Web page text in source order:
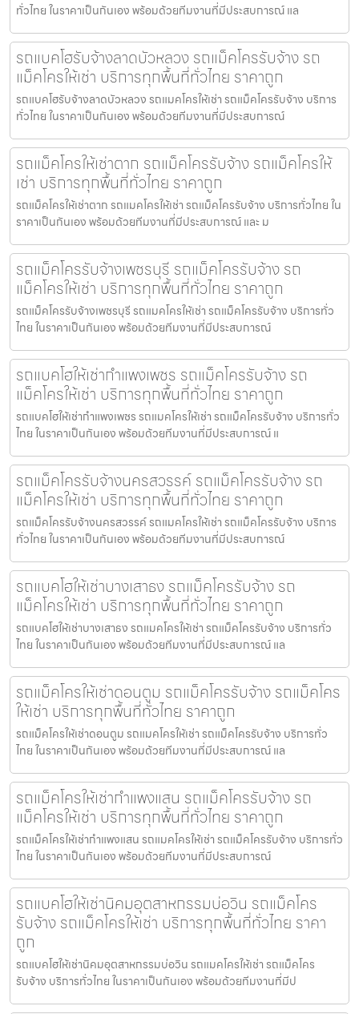
ทั่วไทย ในราคาเป็นกันเอง พร้อมด้วยทีมงานที่มีประสบการณ์ แล
รถแบคโฮรับจ้างลาดบัวหลวง รถแม็คโครรับจ้าง รถ
แม็คโครให้เช่า บริการทุกพื้นที่ทั่วไทย ราคาถูก
รถแบคโฮรับจ้างลาดบัวหลวง รถแมคโครให้เช่า รถแม็คโครรับจ้าง บริการ
ทั่วไทย ในราคาเป็นกันเอง พร้อมด้วยทีมงานที่มีประสบการณ์
รถแม็คโครให้เช่าตาก รถแม็คโครรับจ้าง รถแม็คโครให้
เช่า บริการทุกพื้นที่ทั่วไทย ราคาถูก
รถแม็คโครให้เช่าตาก รถแมคโครให้เช่า รถแม็คโครรับจ้าง บริการทั่วไทย ใน
ราคาเป็นกันเอง พร้อมด้วยทีมงานที่มีประสบการณ์ และ ม
รถแม็คโครรับจ้างเพชรบุรี รถแม็คโครรับจ้าง รถ
แม็คโครให้เช่า บริการทุกพื้นที่ทั่วไทย ราคาถูก
รถแม็คโครรับจ้างเพชรบุรี รถแมคโครให้เช่า รถแม็คโครรับจ้าง บริการทั่ว
ไทย ในราคาเป็นกันเอง พร้อมด้วยทีมงานที่มีประสบการณ์
รถแบคโฮให้เช่ากำแพงเพชร รถแม็คโครรับจ้าง รถ
แม็คโครให้เช่า บริการทุกพื้นที่ทั่วไทย ราคาถูก
รถแบคโฮให้เช่ากำแพงเพชร รถแมคโครให้เช่า รถแม็คโครรับจ้าง บริการทั่ว
ไทย ในราคาเป็นกันเอง พร้อมด้วยทีมงานที่มีประสบการณ์ แ
รถแม็คโครรับจ้างนครสวรรค์ รถแม็คโครรับจ้าง รถ
แม็คโครให้เช่า บริการทุกพื้นที่ทั่วไทย ราคาถูก
รถแม็คโครรับจ้างนครสวรรค์ รถแมคโครให้เช่า รถแม็คโครรับจ้าง บริการ
ทั่วไทย ในราคาเป็นกันเอง พร้อมด้วยทีมงานที่มีประสบการณ์
รถแบคโฮให้เช่าบางเสาธง รถแม็คโครรับจ้าง รถ
แม็คโครให้เช่า บริการทุกพื้นที่ทั่วไทย ราคาถูก
รถแบคโฮให้เช่าบางเสาธง รถแมคโครให้เช่า รถแม็คโครรับจ้าง บริการทั่ว
ไทย ในราคาเป็นกันเอง พร้อมด้วยทีมงานที่มีประสบการณ์ แล
รถแม็คโครให้เช่าดอนตูม รถแม็คโครรับจ้าง รถแม็คโคร
ให้เช่า บริการทุกพื้นที่ทั่วไทย ราคาถูก
รถแม็คโครให้เช่าดอนตูม รถแมคโครให้เช่า รถแม็คโครรับจ้าง บริการทั่ว
ไทย ในราคาเป็นกันเอง พร้อมด้วยทีมงานที่มีประสบการณ์ แล
รถแม็คโครให้เช่ากำแพงแสน รถแม็คโครรับจ้าง รถ
แม็คโครให้เช่า บริการทุกพื้นที่ทั่วไทย ราคาถูก
รถแม็คโครให้เช่ากำแพงแสน รถแมคโครให้เช่า รถแม็คโครรับจ้าง บริการทั่ว
ไทย ในราคาเป็นกันเอง พร้อมด้วยทีมงานที่มีประสบการณ์
รถแบคโฮให้เช่านิคมอุตสาหกรรมบ่อวิน รถแม็คโคร
รับจ้าง รถแม็คโครให้เช่า บริการทุกพื้นที่ทั่วไทย ราคา
ถูก
รถแบคโฮให้เช่านิคมอุตสาหกรรมบ่อวิน รถแมคโครให้เช่า รถแม็คโคร
รับจ้าง บริการทั่วไทย ในราคาเป็นกันเอง พร้อมด้วยทีมงานที่มีป